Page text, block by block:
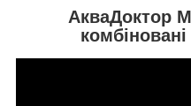
АкваДоктор